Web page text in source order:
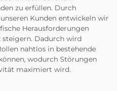
zu erfüllen. Durch
Kunden entwickeln wir
Herausforderungen
steigern. Dadurch wird
nahtlos in bestehende
wodurch Störungen
maximiert wird.